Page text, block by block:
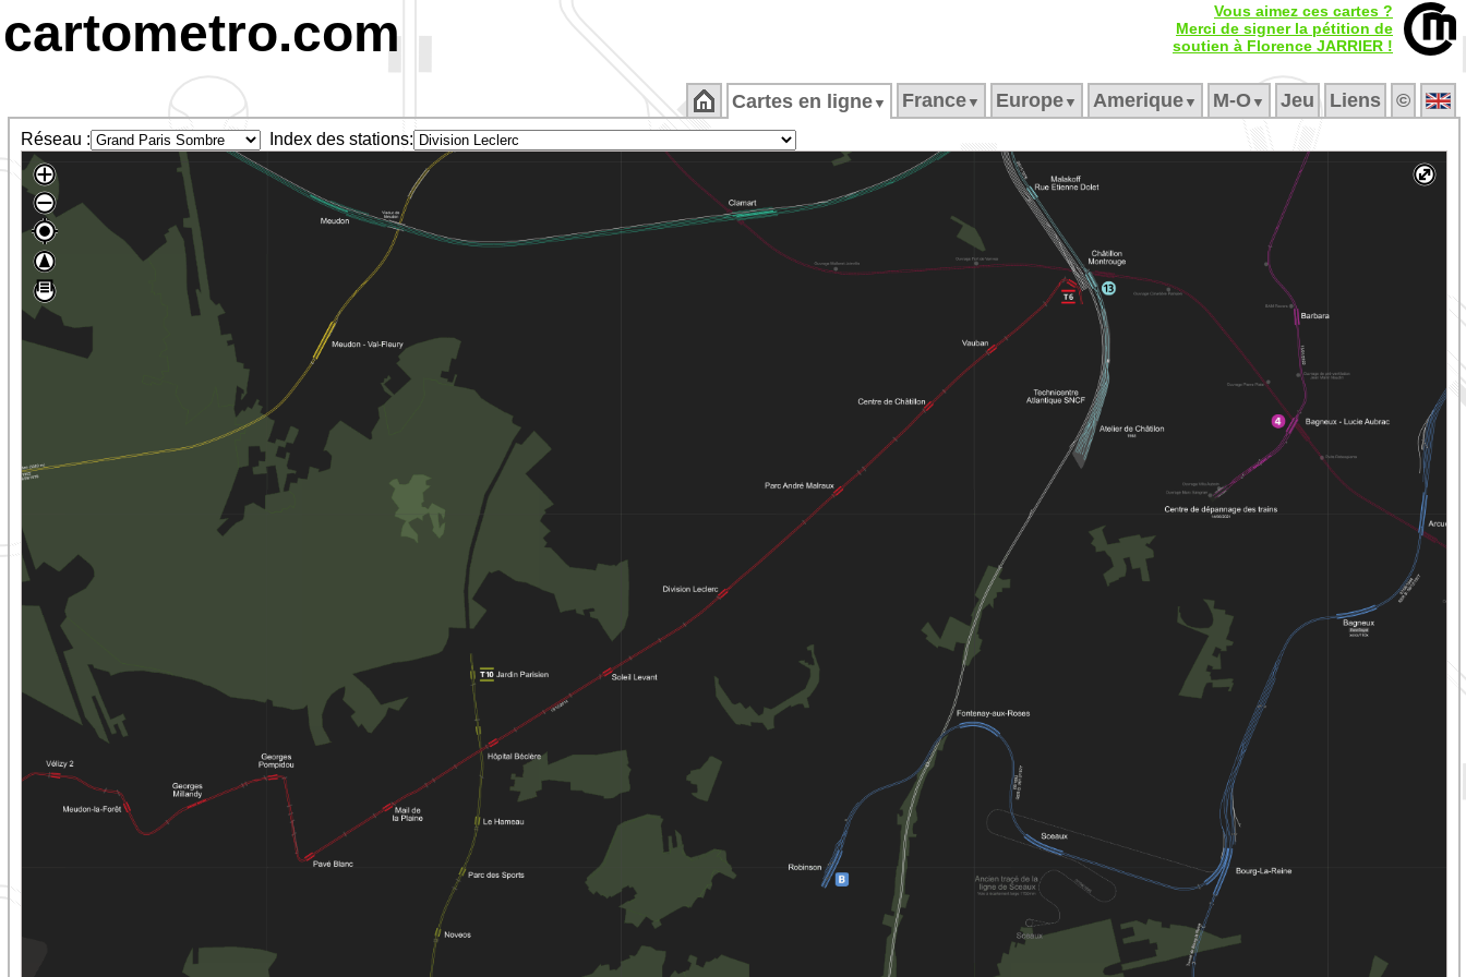
cartometro.com
Vous aimez ces cartes ?
Merci de signer la pétition de
soutien à Florence JARRIER !
Cartes en ligne ▼ France ▼ Europe ▼ Amerique ▼ M‑O ▼ Jeu Liens ©
Réseau : Index des stations: